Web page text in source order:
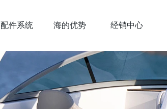
配件系统 海的优势 经销中心